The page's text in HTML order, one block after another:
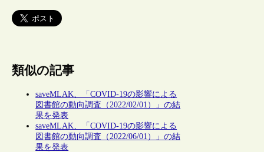
類似の記事
saveMLAK、「COVID-19の影響による
図書館の動向調査（2022/02/01）」の結
果を発表
saveMLAK、「COVID-19の影響による
図書館の動向調査（2022/06/01）」の結
果を発表